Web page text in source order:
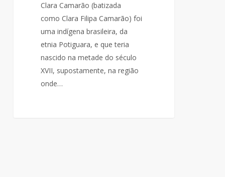
Clara Camarão (batizada
como Clara Filipa Camarão) foi
uma indígena brasileira, da
etnia Potiguara, e que teria
nascido na metade do século
XVII, supostamente, na região
onde…